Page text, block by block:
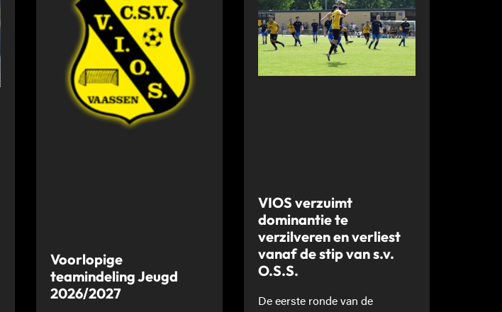
Voorlopige
teamindeling Jeugd
2026/2027
VIOS verzuimt
dominantie te
verzilveren en verliest
vanaf de stip van s.v.
O.S.S.
De eerste ronde van de